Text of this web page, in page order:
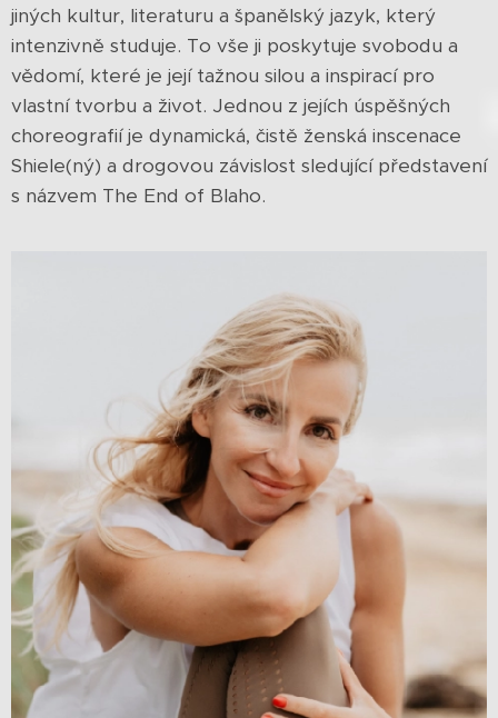
jiných kultur, literaturu a španělský jazyk, který
intenzivně studuje. To vše ji poskytuje svobodu a
vědomí, které je její tažnou silou a inspirací pro
vlastní tvorbu a život. Jednou z jejích úspěšných
choreografií je dynamická, čistě ženská inscenace
Shiele(ný) a drogovou závislost sledující představení
s názvem The End of Blaho.